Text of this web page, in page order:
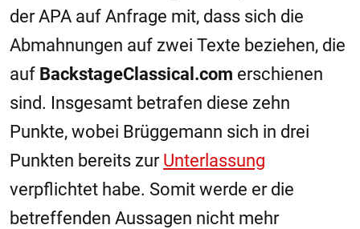
der APA auf Anfrage mit, dass sich die
Abmahnungen auf zwei Texte beziehen, die
auf BackstageClassical.com erschienen
sind. Insgesamt betrafen diese zehn
Punkte, wobei Brüggemann sich in drei
Punkten bereits zur Unterlassung
verpflichtet habe. Somit werde er die
betreffenden Aussagen nicht mehr